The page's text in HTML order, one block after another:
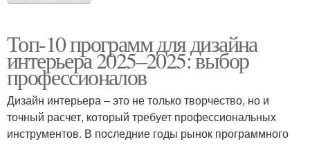
Топ-10 программ для дизайна
интерьера 2025–2025: выбор
профессионалов
Дизайн интерьера – это не только творчество, но и
точный расчет, который требует профессиональных
инструментов. В последние годы рынок программного